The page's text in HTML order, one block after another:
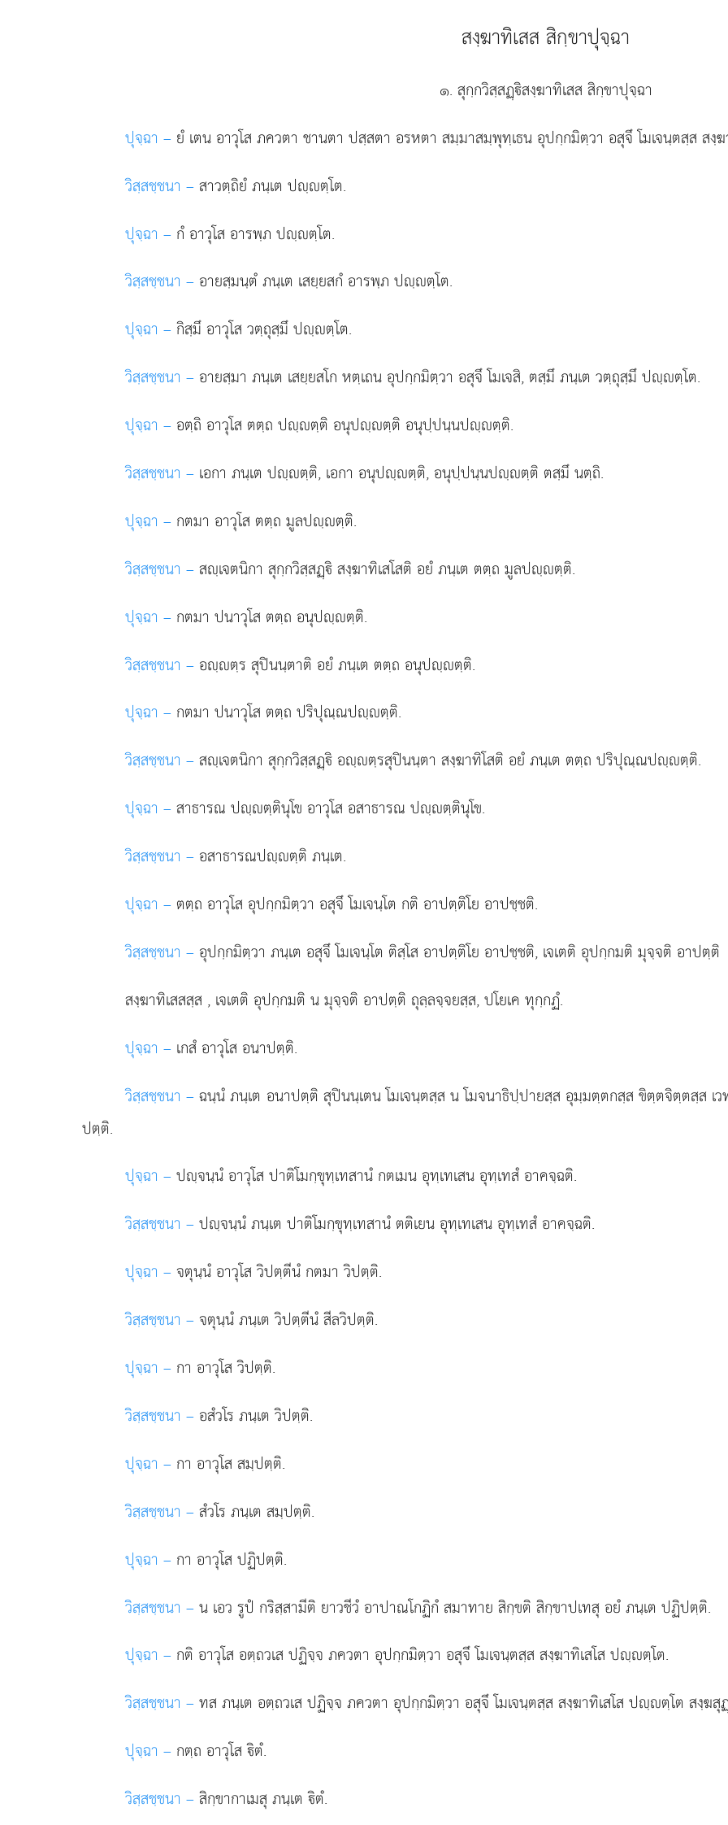
สงฺฆาทิเสส สิกฺขาปุจฺฉา
๑. สุกฺกวิสฺสฏฺิสงฺฆาทิเสส สิกฺขาปุจฺฉา
ปุจฺฉา – ยํ เตน อาวุโส ภควตา ชานตา ปสฺสตา อรหตา สมฺมาสมฺพุทฺเธน อุปกฺกมิตฺวา อสุจึ โมเจนฺตสฺส สงฺ
วิสฺสชฺชนา –สาวตฺถิยํ ภนฺเต ปฺตฺโต.
ปุจฺฉา – กํ อาวุโส อารพฺภ ปฺตฺโต.
วิสฺสชฺชนา – อายสฺมนฺตํ ภนฺเต เสยฺยสกํ อารพฺภ ปฺตฺโต.
ปุจฺฉา –กิสฺมึ อาวุโส วตฺถุสฺมึ ปฺตฺโต.
วิสฺสชฺชนา – อายสฺมา ภนฺเต เสยฺยสโก หตฺเถน อุปกฺกมิตฺวา อสุจึ โมเจสิ, ตสฺมึ ภนฺเต วตฺถุสฺมึ ปฺตฺโต.
ปุจฺฉา – อตฺถิ อาวุโส ตตฺถ ปฺตฺติ อนุปฺตฺติ อนุปฺปนฺนปฺตฺติ.
วิสฺสชฺชนา – เอกา ภนฺเต ปฺตฺติ, เอกา อนุปฺตฺติ, อนุปฺปนฺนปฺตฺติ ตสฺมึ นตฺถิ.
ปุจฺฉา – กตมา อาวุโส ตตฺถ มูลปฺตฺติ.
วิสฺสชฺชนา –สฺเจตนิกา สุกฺกวิสฺสฏฺิ สงฺฆาทิเสโสติ อยํ ภนฺเต ตตฺถ มูลปฺตฺติ.
ปุจฺฉา – กตมา ปนาวุโส ตตฺถ อนุปฺตฺติ.
วิสฺสชฺชนา – อฺตฺร สุปินนฺตาติ อยํ ภนฺเต ตตฺถ อนุปฺตฺติ.
ปุจฺฉา – กตมาปนาวุโส ตตฺถ ปริปุณฺณปฺตฺติ.
วิสฺสชฺชนา –สฺเจตนิกา สุกฺกวิสฺสฏฺิ อฺตฺรสุปินนฺตา สงฺฆาทิโสติ อยํ ภนฺเต ตตฺถ ปริปุณฺณปฺตฺติ.
ปุจฺฉา –สาธารณ ปฺตฺตินุโข อาวุโส อสาธารณ ปฺตฺตินุโข.
วิสฺสชฺชนา – อสาธารณปฺตฺติ ภนฺเต.
ปุจฺฉา – ตตฺถ อาวุโส อุปกฺกมิตฺวา อสุจึ โมเจนฺโต กติ อาปตฺติโย อาปชฺชติ.
วิสฺสชฺชนา – อุปกฺกมิตฺวา ภนฺเต อสุจึ โมเจนฺโต ติสฺโส อาปตฺติโย อาปชฺชติ, เจเตติ อุปกฺกมติ มุจฺจติ อาปตฺติ
สงฺฆาทิเสสสฺส , เจเตติ อุปกฺกมติ น มุจฺจติ อาปตฺติ ถุลฺลจฺจยสฺส, ปโยเค ทุกฺกฏํ.
ปุจฺฉา – เกสํ อาวุโส อนาปตฺติ.
วิสฺสชฺชนา –ฉนฺนํ ภนฺเต อนาปตฺติ สุปินนฺเตน โมเจนฺตสฺส น โมจนาธิปฺปายสฺส อุมฺมตฺตกสฺส ขิตฺตจิตฺตสฺส เ
ปตฺติ.
ปุจฺฉา –ปฺจนฺนํ อาวุโส ปาติโมกฺขุทฺเทสานํ กตเมน อุทฺเทเสน อุทฺเทสํ อาคจฺฉติ.
วิสฺสชฺชนา –ปฺจนฺนํ ภนฺเต ปาติโมกฺขุทฺเทสานํ ตติเยน อุทฺเทเสน อุทฺเทสํ อาคจฺฉติ.
ปุจฺฉา –จตุนฺนํ อาวุโส วิปตฺตีนํ กตมา วิปตฺติ.
วิสฺสชฺชนา –จตุนฺนํ ภนฺเต วิปตฺตีนํ สีลวิปตฺติ.
ปุจฺฉา – กา อาวุโส วิปตฺติ.
วิสฺสชฺชนา – อสํวโร ภนฺเต วิปตฺติ.
ปุจฺฉา – กา อาวุโส สมฺปตฺติ.
วิสฺสชฺชนา –สํวโร ภนฺเต สมฺปตฺติ.
ปุจฺฉา – กา อาวุโส ปฏิปตฺติ.
วิสฺสชฺชนา –น เอว รูปํ กริสฺสามีติ ยาวชีวํ อาปาณโกฏิกํ สมาทาย สิกฺขติ สิกฺขาปเทสุ อยํ ภนฺเต ปฏิปตฺติ.
ปุจฺฉา – กติ อาวุโส อตฺถวเส ปฏิจฺจ ภควตา อุปกฺกมิตฺวา อสุจึ โมเจนฺตสฺส สงฺฆาทิเสโส ปฺตฺโต.
วิสฺสชฺชนา –ทสภนฺเต อตฺถวเส ปฏิจฺจ ภควตา อุปกฺกมิตฺวา อสุจึ โมเจนฺตสฺส สงฺฆาทิเสโส ปฺตฺโต สงฺฆ
ปุจฺฉา – กตฺถ อาวุโส ิตํ.
วิสฺสชฺชนา –สิกฺขากาเมสุ ภนฺเต ิตํ.